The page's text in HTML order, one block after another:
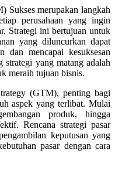
Sukses merupakan langkah
perusahaan yang ingin
Strategi ini bertujuan untuk
yang diluncurkan dapat
dan mencapai kesuksesan
strategi yang matang adalah
meraih tujuan bisnis.
(GTM), penting bagi
aspek yang terlibat. Mulai
produk, hingga
Rencana strategi pasar
keputusan yang
pasar dengan cara